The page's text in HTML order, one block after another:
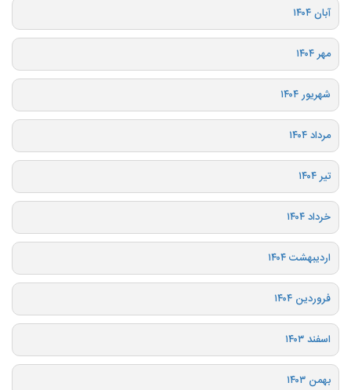
آبان ۱۴۰۴
مهر ۱۴۰۴
شهریور ۱۴۰۴
مرداد ۱۴۰۴
تیر ۱۴۰۴
خرداد ۱۴۰۴
اردیبهشت ۱۴۰۴
فروردین ۱۴۰۴
اسفند ۱۴۰۳
بهمن ۱۴۰۳